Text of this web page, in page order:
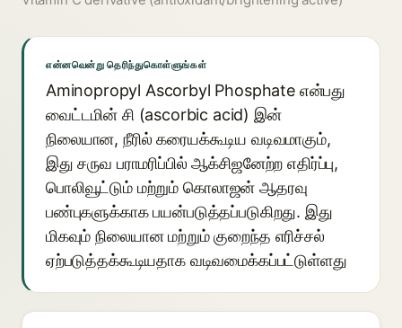
என்னவென்று தெரிந்துகொள்ளுங்கள்
Aminopropyl Ascorbyl Phosphate என்பது
வைட்டமின் சி (ascorbic acid) இன்
நிலையான, நீரில் கரையக்கூடிய வடிவமாகும்,
இது சருவ பராமரிப்பில் ஆக்சிஜனேற்ற எதிர்ப்பு,
பொலிவூட்டும் மற்றும் கொலாஜன் ஆதரவு
பண்புகளுக்காக பயன்படுத்தப்படுகிறது. இது
மிகவும் நிலையான மற்றும் குறைந்த எரிச்சல்
ஏற்படுத்தக்கூடியதாக வடிவமைக்கப்பட்டுள்ளது